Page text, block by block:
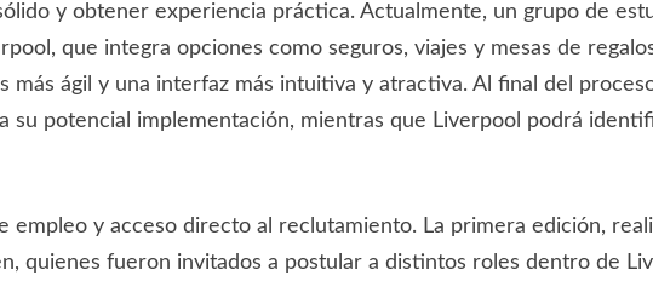
y obtener experiencia práctica. Actualmente, un grupo de
que integra opciones como seguros, viajes y mesas de
ágil y una interfaz más intuitiva y atractiva. Al final del
potencial implementación, mientras que Liverpool podrá
y acceso directo al reclutamiento. La primera edición,
quienes fueron invitados a postular a distintos roles dentro de